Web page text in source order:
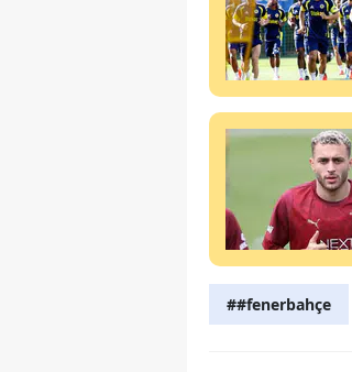
##fenerbahçe